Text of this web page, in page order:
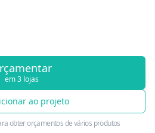
em 3 lojas
ao projeto
obter orçamentos de vários produtos